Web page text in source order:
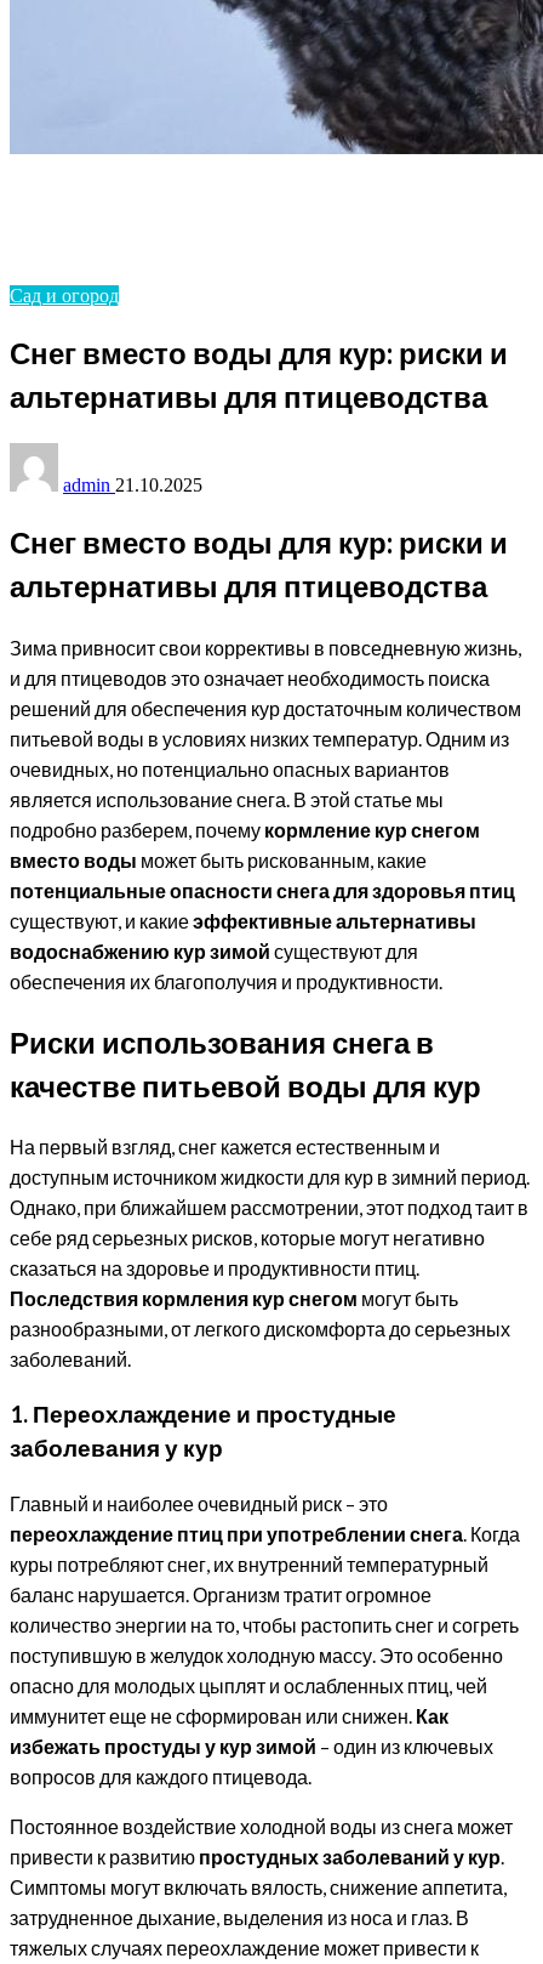
Сад и огород
Снег вместо воды для кур: риски и
альтернативы для птицеводства
admin 21.10.2025
Снег вместо воды для кур: риски и
альтернативы для птицеводства
Зима привносит свои коррективы в повседневную жизнь,
и для птицеводов это означает необходимость поиска
решений для обеспечения кур достаточным количеством
питьевой воды в условиях низких температур. Одним из
очевидных, но потенциально опасных вариантов
является использование снега. В этой статье мы
подробно разберем, почему кормление кур снегом
вместо воды может быть рискованным, какие
потенциальные опасности снега для здоровья птиц
существуют, и какиеэффективные альтернативы
водоснабжению кур зимой существуют для
обеспечения их благополучия и продуктивности.
Риски использования снега в
качестве питьевой воды для кур
На первый взгляд, снег кажется естественным и
доступным источником жидкости для кур в зимний период.
Однако, при ближайшем рассмотрении, этот подход таит в
себе ряд серьезных рисков, которые могут негативно
сказаться на здоровье и продуктивности птиц.
Последствия кормления кур снегом могут быть
разнообразными, от легкого дискомфорта до серьезных
заболеваний.
1. Переохлаждение и простудные
заболевания у кур
Главный и наиболее очевидный риск – это
переохлаждение птиц при употреблении снега. Когда
куры потребляют снег, их внутренний температурный
баланс нарушается. Организм тратит огромное
количество энергии на то, чтобы растопить снег и согреть
поступившую в желудок холодную массу. Это особенно
опасно для молодых цыплят и ослабленных птиц, чей
иммунитет еще не сформирован или снижен. Как
избежать простуды у кур зимой – один из ключевых
вопросов для каждого птицевода.
Постоянное воздействие холодной воды из снега может
привести к развитию простудных заболеваний у кур.
Симптомы могут включать вялость, снижение аппетита,
затрудненное дыхание, выделения из носа и глаз. В
тяжелых случаях переохлаждение может привести к